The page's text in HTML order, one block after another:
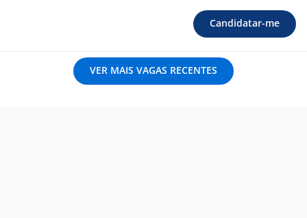
Candidatar-me
VER MAIS VAGAS RECENTES